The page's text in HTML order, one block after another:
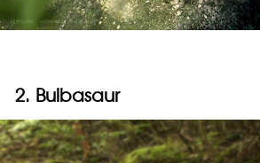
2. Bulbasaur